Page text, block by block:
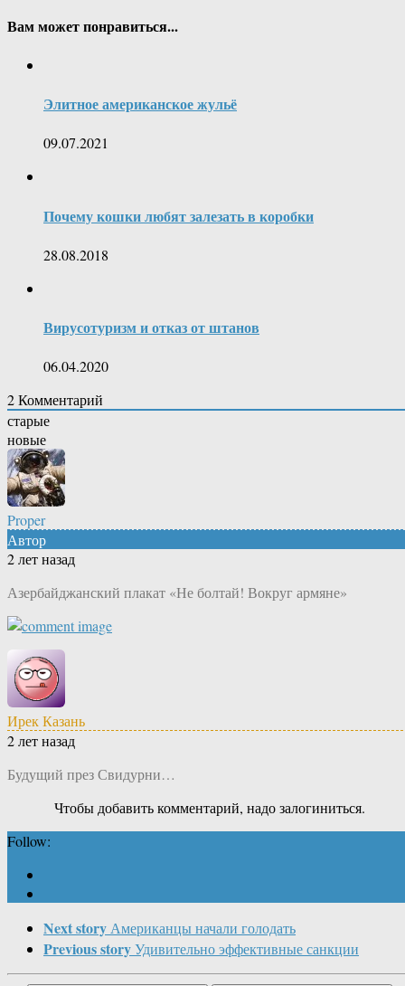
Вам может понравиться...
Элитное американское жульё
09.07.2021
Почему кошки любят залезать в коробки
28.08.2018
Вирусотуризм и отказ от штанов
06.04.2020
2Комментарий
старые
новые
Proper
Автор
2 лет назад
Азербайджанский плакат «Не болтай! Вокруг армяне»
Ирек Казань
2 лет назад
Будущий през Свидурни…
Чтобы добавить комментарий, надо залогиниться.
Follow:
Next storyАмериканцы начали голодать
Previous storyУдивительно эффективные санкции